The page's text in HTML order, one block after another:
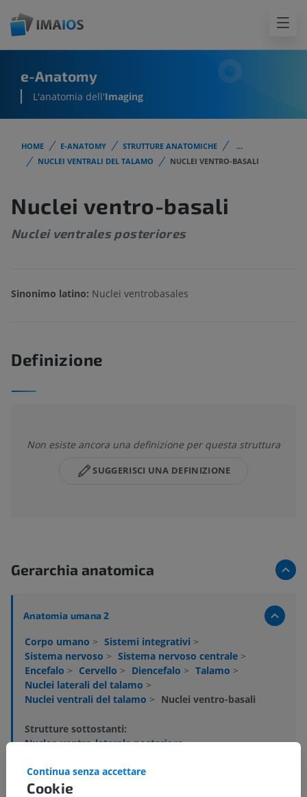
e-Anatomy
L'anatomia dell'Imaging
HOME E-ANATOMY STRUTTURE ANATOMICHE
...
NUCLEI VENTRALI DEL TALAMO
NUCLEI VENTRO-BASALI
Nuclei ventro-basali
Nuclei ventrales posteriores
Sinonimo latino: Nuclei ventrobasales
Definizione
Non esiste ancora una definizione per questa struttura
SUGGERISCI UNA DEFINIZIONE
Gerarchia anatomica
Anatomia umana 2
Corpo umano > Sistemi integrativi >
Sistema nervoso > Sistema nervoso centrale >
Encefalo > Cervello > Diencefalo > Talamo >
Nuclei laterali del talamo >
Nuclei ventrali del talamo > Nuclei ventro-basali
Strutture sottostanti:
Nucleo ventro-laterale posteriore
Nucleo ventrale postero-inferiore
Cookie
Continua senza accettare